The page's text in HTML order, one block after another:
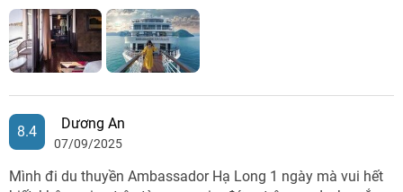
8.4 Dương An
07/09/2025
Mình đi du thuyền Ambassador Hạ Long 1 ngày mà vui hết